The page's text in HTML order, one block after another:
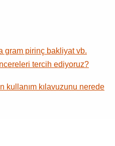
gram pirinç bakliyat vb.
tercih ediyoruz?
kullanım kılavuzunu nerede